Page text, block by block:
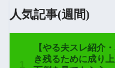
人気記事(週間)